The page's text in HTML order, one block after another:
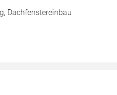
Dachfenstereinbau